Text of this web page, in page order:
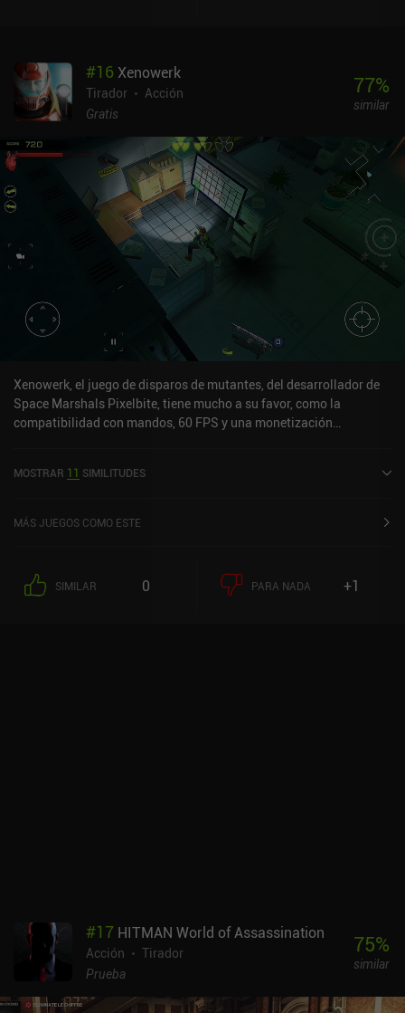
#16 Xenowerk
Tirador
Acción
Gratis
77%
similar
Xenowerk, el juego de disparos de mutantes, del desarrollador de
Space Marshals Pixelbite, tiene mucho a su favor, como la
compatibilidad con mandos, 60 FPS y una monetización
juego está muy optimizado, lo que significa que debería funcionar
MOSTRAR 11 SIMILITUDES
MÁS JUEGOS COMO ESTE
SIMILAR 0 PARA NADA +1
#17 HITMAN World of Assassination
Acción
Tirador
Prueba
75%
similar